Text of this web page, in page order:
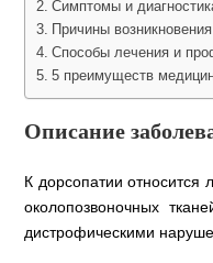
Симптомы и
Причины
Способы лечения и
5 преимуществ
Описание
К дорсопатии относится
околопозвоночных
дистрофическими